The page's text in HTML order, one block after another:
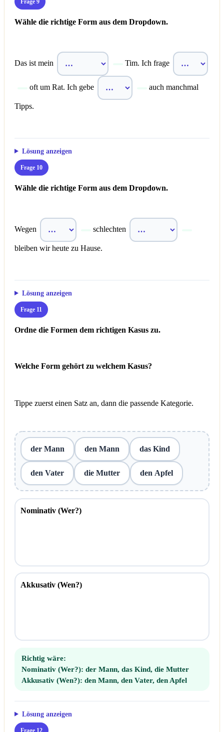
Frage 9
Wähle die richtige Form aus dem Dropdown.
Das ist mein Tim. Ich frage
oft um Rat. Ich gebe auch manchmal
Tipps.
Lösung anzeigen
Frage 10
Wähle die richtige Form aus dem Dropdown.
Wegen schlechten
bleiben wir heute zu Hause.
Lösung anzeigen
Frage 11
Ordne die Formen dem richtigen Kasus zu.
Welche Form gehört zu welchem Kasus?
Tippe zuerst einen Satz an, dann die passende Kategorie.
der Mann den Mann das Kind
den Vater die Mutter den Apfel
Nominativ (Wer?)
Akkusativ (Wen?)
Richtig wäre:
Nominativ (Wer?): der Mann, das Kind, die Mutter
Akkusativ (Wen?): den Mann, den Vater, den Apfel
Lösung anzeigen
Frage 12